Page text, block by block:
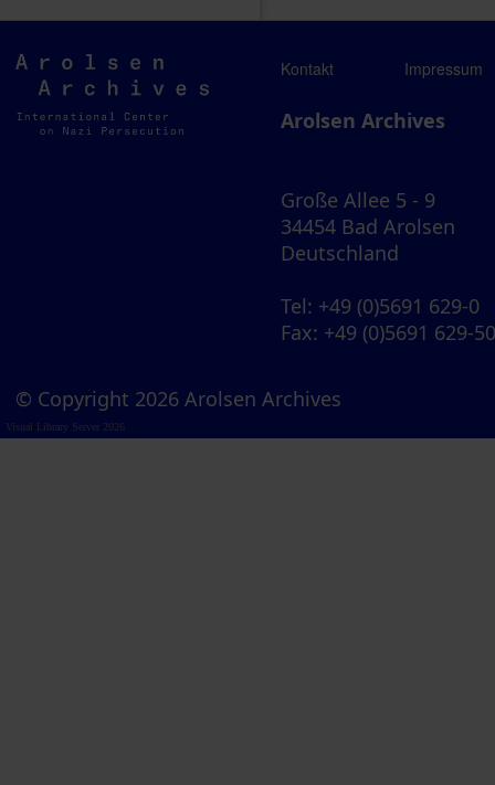
Arolsen
Archives
Kontakt Impressum
Arolsen Archives
Große Allee 5 - 9
34454 Bad Arolsen
Deutschland
Tel: +49 (0)5691 629-0
Fax: +49 (0)5691 629-
© Copyright 2026 Arolsen Archives
Visual Library Server 2026